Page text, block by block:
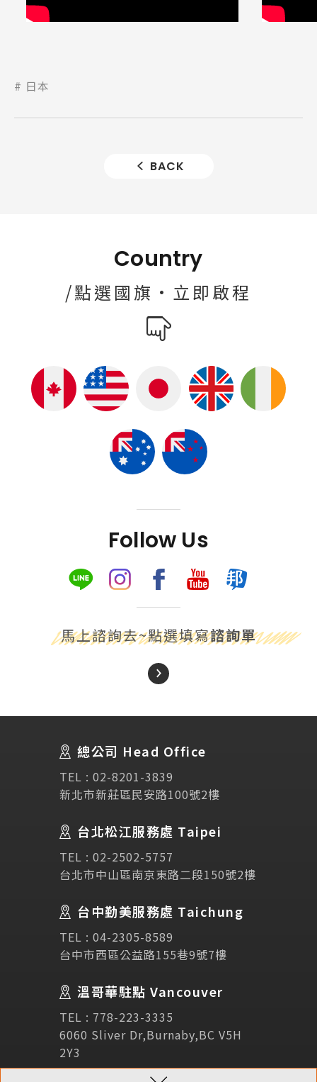
諮詢表單
立即諮詢
About Us 關於我們
講座活動
Testimonial 學生推薦
Links 相關連結
日本
BACK
Country
/點選國旗·立即啟程
Follow Us
馬上諮詢去~點選填寫諮詢單
總公司 Head Office
TEL : 02-8201-3839
新北市新莊區民安路100號2樓
台北松江服務處 Taipei
TEL : 02-2502-5757
台北市中山區南京東路二段150號2樓
台中勤美服務處 Taichung
TEL : 04-2305-8589
台中市西區公益路155巷9號7樓
溫哥華駐點 Vancouver
TEL : 778-223-3335
6060 Sliver Dr,Burnaby,BC V5H
2Y3